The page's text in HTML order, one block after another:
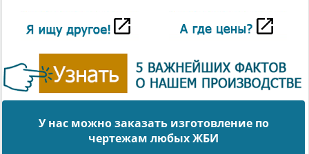
У нас можно заказать изготовление по
чертежам любых ЖБИ